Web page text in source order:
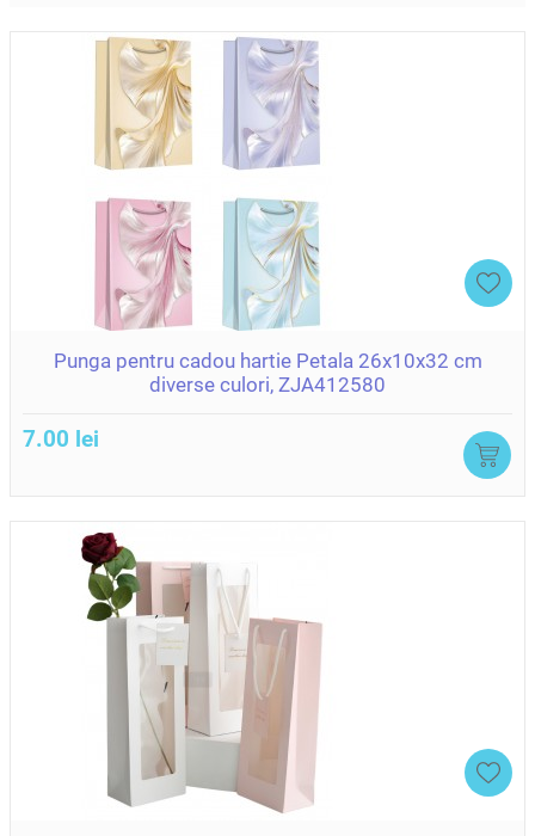
Punga pentru cadou hartie Petala 26x10x32 cm
diverse culori, ZJA412580
7.00 lei